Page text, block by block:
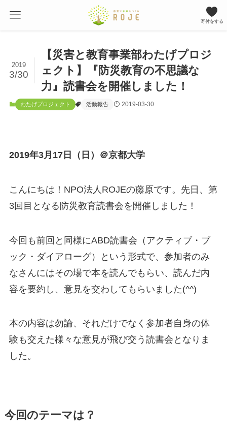
寄付をする
【災害と教育事業部わたげプロジ
ェクト】『防災教育の不思議な
力』読書会を開催しました！
2019
3/30
わたげプロジェクト 活動報告 2019-03-30
2019年3月17日（日） ＠京都大学
こんにちは！NPO法人ROJEの藤原です。先日、第
3回目となる防災教育読書会を開催しました！
今回も前回と同様にABD読書会（アクティブ・ブ
ック・ダイアローグ）という形式で、参加者のみ
なさんにはその場で本を読んでもらい、読んだ内
容を要約し、意見を交わしてもらいました(^^)
本の内容は勿論、それだけでなく参加者自身の体
験も交えた様々な意見が飛び交う読書会となりま
した。
今回のテーマは？